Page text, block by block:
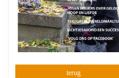
terug